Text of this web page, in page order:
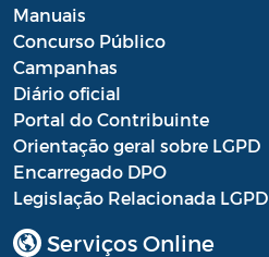
Manuais
Concurso Público
Campanhas
Diário oficial
Portal do Contribuinte
Orientação geral sobre LGPD
Encarregado DPO
Legislação Relacionada LGPD
Serviços Online